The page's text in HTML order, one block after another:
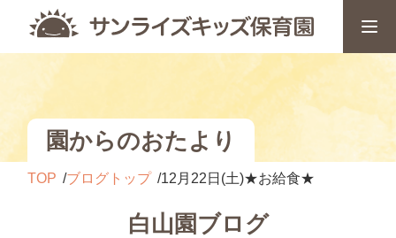
園からのおたより
TOP ブログトップ 12月22日(土)★お給食★
白山園ブログ